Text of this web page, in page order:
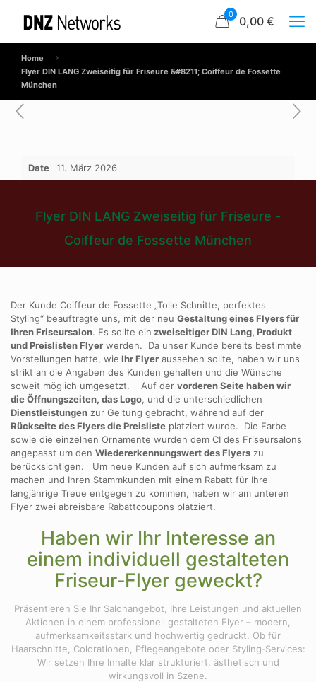
0 0,00 €
Home
Flyer DIN LANG Zweiseitig für Friseure &#8211; Coiffeur de Fossette
München
Date 11. März 2026
Flyer DIN LANG Zweiseitig für Friseure -
Coiffeur de Fossette München
Der Kunde Coiffeur de Fossette „Tolle Schnitte, perfektes
Styling“ beauftragte uns, mit der neu Gestaltung eines Flyers für
Ihren Friseursalon. Es sollte ein zweiseitiger DIN Lang, Produkt
und Preislisten Flyer werden. Da unser Kunde bereits bestimmte
Vorstellungen hatte, wie Ihr Flyer aussehen sollte, haben wir uns
strikt an die Angaben des Kunden gehalten und die Wünsche
soweit möglich umgesetzt. Auf der vorderen Seite haben wir
die Öffnungszeiten, das Logo, und die unterschiedlichen
Dienstleistungen zur Geltung gebracht, während auf der
Rückseite des Flyers die Preisliste platziert wurde. Die Farbe
sowie die einzelnen Ornamente wurden dem CI des Friseursalons
angepasst um den Wiedererkennungswert des Flyers zu
berücksichtigen. Um neue Kunden auf sich aufmerksam zu
machen und Ihren Stammkunden mit einem Rabatt für Ihre
langjährige Treue entgegen zu kommen, haben wir am unteren
Flyer zwei abreisbare Rabattcoupons platziert.
Haben wir Ihr Interesse an
einem individuell gestalteten
Friseur‑Flyer geweckt?
Präsentieren Sie Ihr Salonangebot, Ihre Leistungen und aktuellen
Aktionen in einem professionell gestalteten Flyer – modern,
aufmerksamkeitsstark und hochwertig gedruckt. Ob für
Haarschnitte, Colorationen, Pflegeangebote oder Styling‑Services:
Wir setzen Ihre Inhalte klar strukturiert, ästhetisch und
wirkungsvoll in Szene.